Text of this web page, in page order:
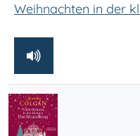
Weihnachten in der